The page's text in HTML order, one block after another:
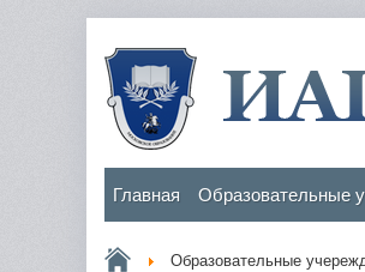
Главная Образовательные
Образовательные